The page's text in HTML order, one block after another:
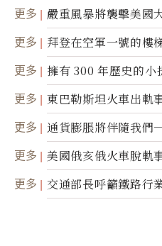
更多 嚴重風暴將襲擊美國
更多 拜登在空軍一號的樓
更多
擁有 300 年歷史的
0 萬美元拍賣
更多 東巴勒斯坦火車出軌
更多 通貨膨脹將伴隨我們
更多
美國俄亥俄火車脫軌
質的恐懼
更多 交通部長呼籲鐵路行